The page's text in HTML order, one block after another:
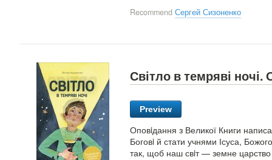
Recommend Сергей Сизоненко
Світло в темряві ночі.
Preview
Оповiдання з Великої Книги
Боговi й стати учнями Ісуса,
так, щоб наш свiт — земне